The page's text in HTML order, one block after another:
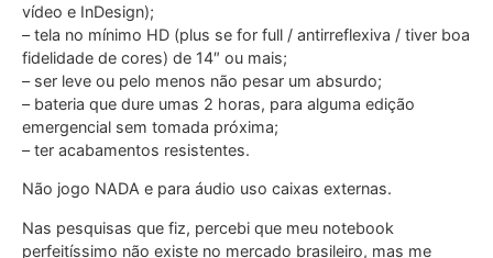
vídeo e InDesign);
– tela no mínimo HD (plus se for full / antirreflexiva / tiver boa
fidelidade de cores) de 14″ ou mais;
– ser leve ou pelo menos não pesar um absurdo;
– bateria que dure umas 2 horas, para alguma edição
emergencial sem tomada próxima;
– ter acabamentos resistentes.
Não jogo NADA e para áudio uso caixas externas.
Nas pesquisas que fiz, percebi que meu notebook
perfeitíssimo não existe no mercado brasileiro, mas me